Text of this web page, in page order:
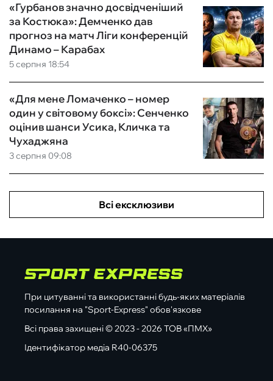
5 серпня 18:54
«Гурбанов значно досвідченіший
за Костюка»: Демченко дав
прогноз на матч Ліги конференцій
Динамо – Карабах
3 серпня 09:08
«Для мене Ломаченко – номер
один у світовому боксі»: Сенченко
оцінив шанси Усика, Кличка та
Чухаджяна
Всі ексклюзиви
При цитуванні та використанні будь-яких матеріалів
посилання на "Sport-Express" обов'язкове
Всі права захищені © 2023 - 2026 ТОВ «ПМХ»
Ідентифікатор медіа R40-06375